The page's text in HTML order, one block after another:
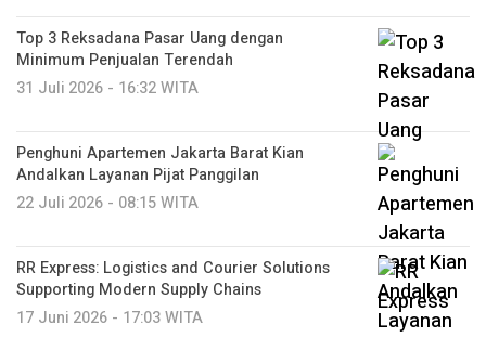
Top 3 Reksadana Pasar Uang dengan
Minimum Penjualan Terendah
31 Juli 2026 - 16:32 WITA
Penghuni Apartemen Jakarta Barat Kian
Andalkan Layanan Pijat Panggilan
22 Juli 2026 - 08:15 WITA
RR Express: Logistics and Courier Solutions
Supporting Modern Supply Chains
17 Juni 2026 - 17:03 WITA